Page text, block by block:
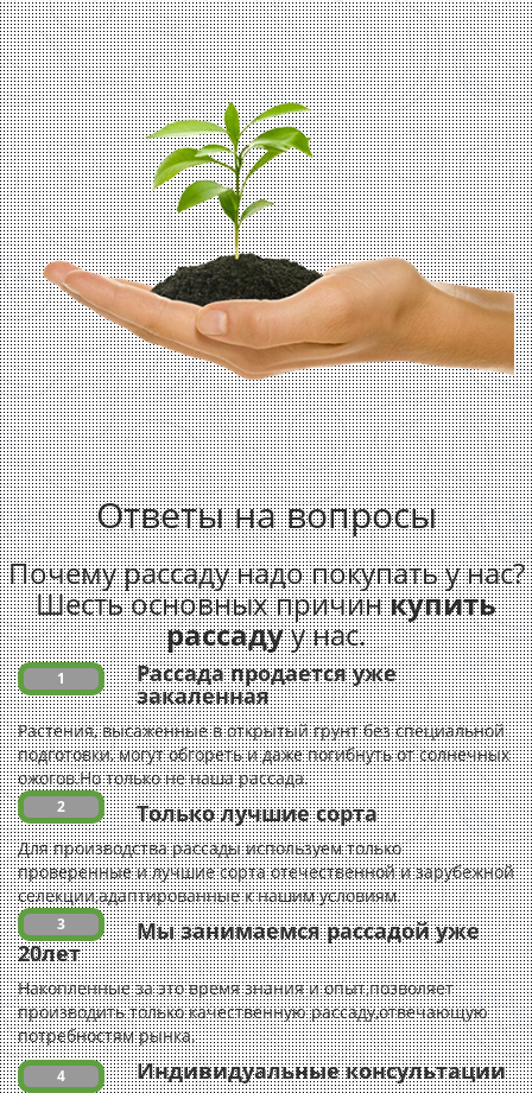
Ответы на вопросы
Почему рассаду надо покупать у нас?
Шесть основных причинкупить
рассадуу нас.
1 Рассада продается уже
закаленная
Растения, высаженные в открытый грунт без специальной
подготовки, могут обгореть и даже погибнуть от солнечных
ожогов.Но только не наша рассада.
2 Только лучшие сорта
Для производства рассады используем только
проверенные и лучшие сорта отечественной и зарубежной
селекции,адаптированные к нашим условиям.
3 Мы занимаемся рассадой уже
20лет
Накопленные за это время знания и опыт,позволяет
производить только качественную рассаду,отвечающую
потребностям рынка.
4 Индивидуальные консультации